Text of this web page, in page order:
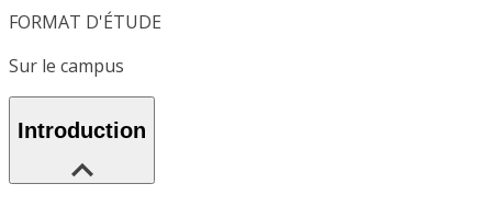
FORMAT D'ÉTUDE
Sur le campus
Introduction